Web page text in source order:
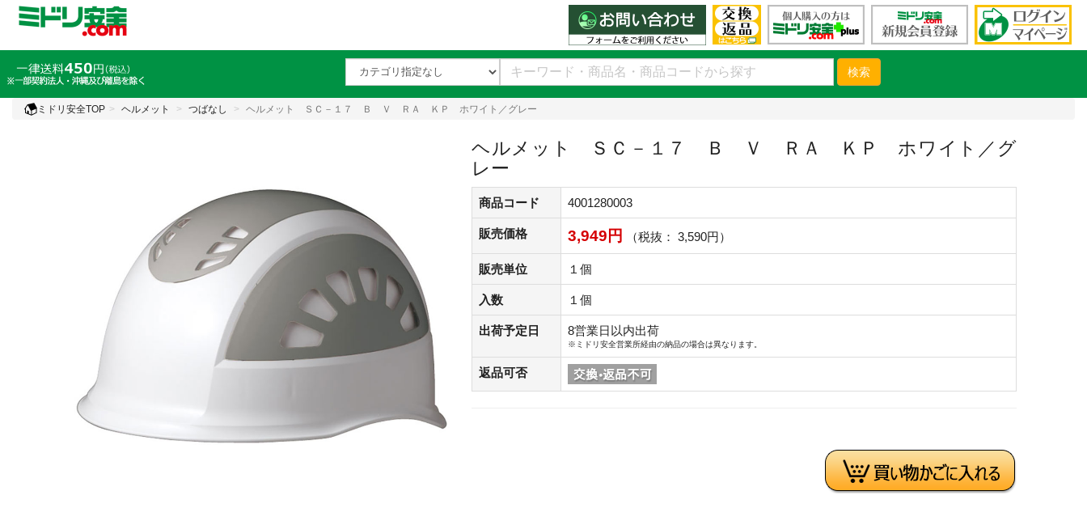
検索
ミドリ安全TOP ヘルメット つばなし ヘルメット ＳＣ－１７ Ｂ Ｖ ＲＡ ＫＰ ホワイト／グレー
ヘルメット ＳＣ－１７ Ｂ Ｖ ＲＡ ＫＰ ホワイト／グ
レー
商品コード 4001280003
販売価格 3,949円 （税抜： 3,590円）
販売単位 １個
入数 １個
出荷予定日 8営業日以内出荷
※ミドリ安全営業所経由の納品の場合は異なります。
返品可否